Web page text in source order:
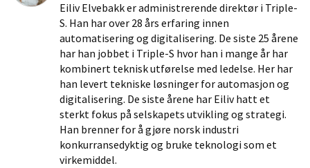
Eiliv Elvebakk er administrerende direktør i Triple-
S. Han har over 28 års erfaring innen
automatisering og digitalisering. De siste 25 årene
har han jobbet i Triple-S hvor han i mange år har
kombinert teknisk utførelse med ledelse. Her har
han levert tekniske løsninger for automasjon og
digitalisering. De siste årene har Eiliv hatt et
sterkt fokus på selskapets utvikling og strategi.
Han brenner for å gjøre norsk industri
konkurransedyktig og bruke teknologi som et
virkemiddel.